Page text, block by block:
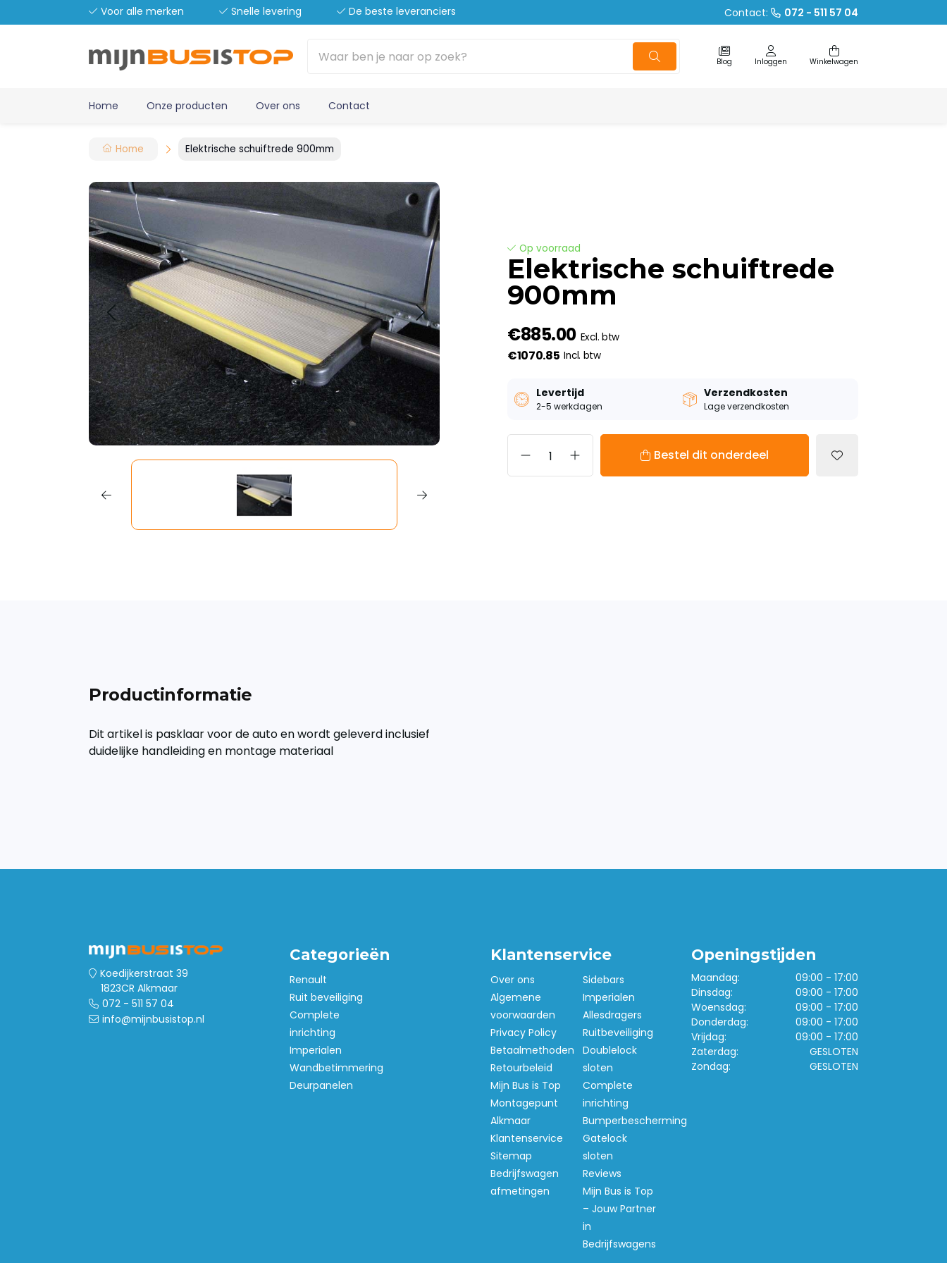
Voor alle merken Snelle levering De beste leveranciers Contact: 072 - 511 57 04
Blog Inloggen Winkelwagen
Home Onze producten Over ons Contact
Home Elektrische schuiftrede 900mm
Op voorraad
Elektrische schuiftrede
900mm
€885.00 Excl. btw
€1070.85 Incl. btw
Levertijd
2-5 werkdagen
Verzendkosten
Lage verzendkosten
Bestel dit onderdeel
Productinformatie
Dit artikel is pasklaar voor de auto en wordt geleverd inclusief
duidelijke handleiding en montage materiaal
Koedijkerstraat 39
1823CR Alkmaar
072 - 511 57 04
info@mijnbusistop.nl
Categorieën
Renault
Ruit beveiliging
Complete
inrichting
Imperialen
Wandbetimmering
Deurpanelen
Klantenservice
Over ons
Algemene
voorwaarden
Privacy Policy
Betaalmethoden
Retourbeleid
Mijn Bus is Top
Montagepunt
Alkmaar
Klantenservice
Sitemap
Bedrijfswagen
afmetingen
Sidebars
Imperialen
Allesdragers
Ruitbeveiliging
Doublelock
sloten
Complete
inrichting
Bumperbescherming
Gatelock
sloten
Reviews
Mijn Bus is Top
– Jouw Partner
in
Bedrijfswagens
Openingstijden
Maandag:
09:00 - 17:00
Dinsdag:
09:00 - 17:00
Woensdag:
09:00 - 17:00
Donderdag:
09:00 - 17:00
Vrijdag:
09:00 - 17:00
Zaterdag:
GESLOTEN
Zondag:
GESLOTEN